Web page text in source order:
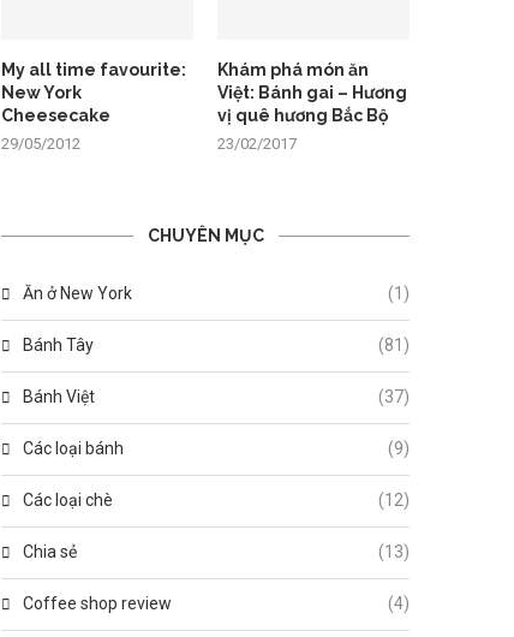
My all time favourite:
New York
Cheesecake
29/05/2012
Khám phá món ăn
Việt: Bánh gai – Hương
vị quê hương Bắc Bộ
23/02/2017
CHUYÊN MỤC
Ăn ở New York (1)
Bánh Tây (81)
Bánh Việt (37)
Các loại bánh (9)
Các loại chè (12)
Chia sẻ (13)
Coffee shop review (4)